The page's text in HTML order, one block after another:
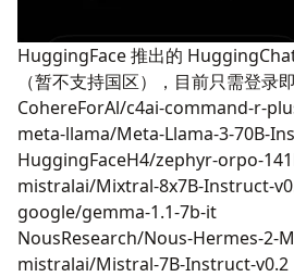
HuggingFace 推出的
（暂不支持国区），目前只需登录
CohereForAl/c4ai-command-r-plus
meta-llama/Meta-Llama-3-70B-
HuggingFaceH4/zephyr-orpo-
mistralai/Mixtral-8x7B-Instruct-
google/gemma-1.1-7b-it
NousResearch/Nous-Hermes-2-
mistralai/Mistral-7B-Instruct-v0.2